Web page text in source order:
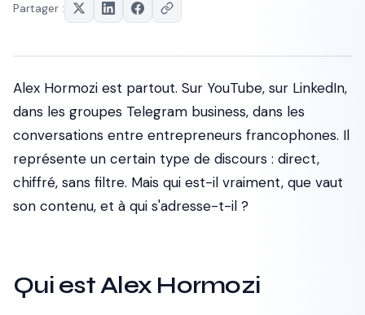
Partager :
Alex Hormozi est partout. Sur YouTube, sur LinkedIn,
dans les groupes Telegram business, dans les
conversations entre entrepreneurs francophones. Il
représente un certain type de discours : direct,
chiffré, sans filtre. Mais qui est-il vraiment, que vaut
son contenu, et à qui s'adresse-t-il ?
Qui est Alex Hormozi